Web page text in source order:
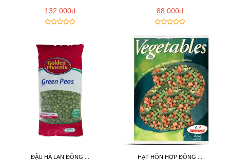
132.000đ 88.000đ
ĐẬU HÀ LAN ĐÔNG ... HẠT HỖN HỢP ĐÔNG ...